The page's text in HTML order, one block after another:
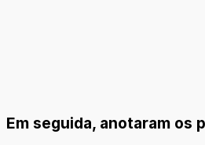
Em seguida, anotaram os